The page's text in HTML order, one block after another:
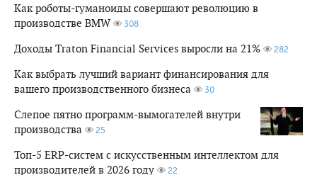
Как роботы-гуманоиды совершают революцию в
производстве BMW
308
Доходы Traton Financial Services выросли на 21% 282
Как выбрать лучший вариант финансирования для
вашего производственного бизнеса
30
Слепое пятно программ-вымогателей внутри
производства
25
Топ-5 ERP-систем с искусственным интеллектом для
производителей в 2026 году
22